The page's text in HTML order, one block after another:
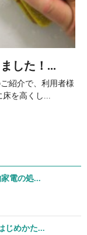
した！...
紹介で、利用者様
床を高くし...
電の処...
じめかた...